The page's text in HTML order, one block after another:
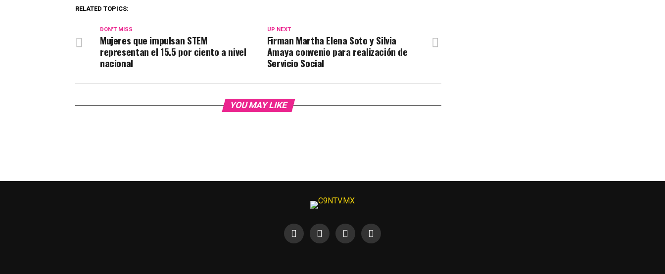
RELATED TOPICS:
UP NEXT
Firman Martha Elena Soto y Silvia
Amaya convenio para realización de
Servicio Social
DON'T MISS
Mujeres que impulsan STEM
representan el 15.5 por ciento a nivel
nacional
YOU MAY LIKE